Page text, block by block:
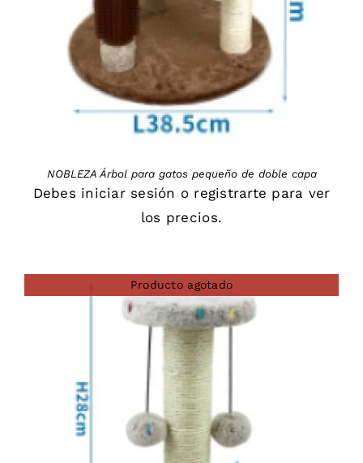
NOBLEZA Árbol para gatos pequeño de doble capa
Debes iniciar sesión o registrarte para ver
los precios.
Producto agotado
DETAILS